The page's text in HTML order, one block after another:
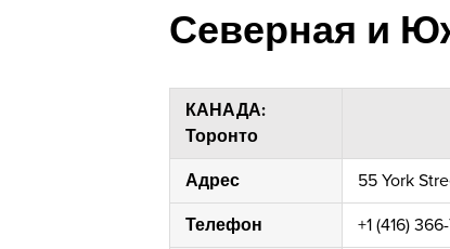
Северная и
КАНАДА:
Торонто
Адрес 55 York
Телефон +1 (416)